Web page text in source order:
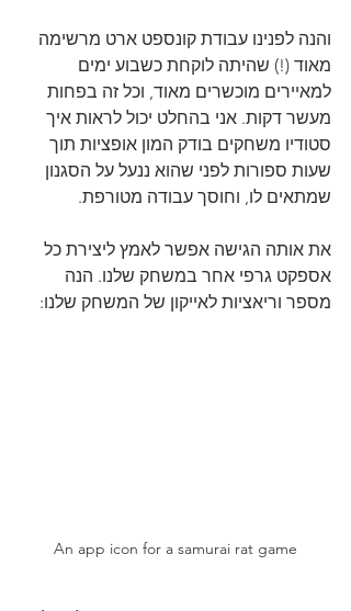
והנה לפנינו עבודת קונספט ארט מרשימה
מאוד (!) שהיתה לוקחת כשבוע ימים
למאיירים מוכשרים מאוד, וכל זה בפחות
מעשר דקות. אני בהחלט יכול לראות איך
סטודיו משחקים בודק המון אופציות תוך
שעות ספורות לפני שהוא ננעל על הסגנון
שמתאים לו, וחוסך עבודה מטורפת.
את אותה הגישה אפשר לאמץ ליצירת כל
אספקט גרפי אחר במשחק שלנו. הנה
מספר וריאציות לאייקון של המשחק שלנו:
An app icon for a samurai rat game